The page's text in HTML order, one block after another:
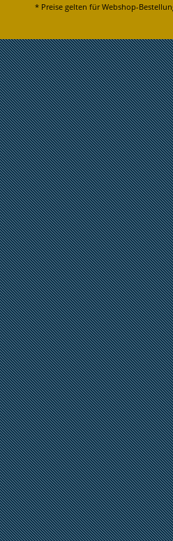
* Preise gelten für Webshop-